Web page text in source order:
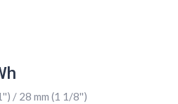
/ 28 mm (1 1/8'')